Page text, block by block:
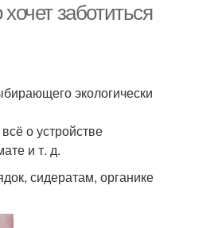
заботиться
экологически
о устройстве
и т. д.
сидератам, органике